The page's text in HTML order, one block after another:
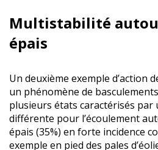
Multistabilité
épais
Un deuxième exemple d’action
un phénomène de
plusieurs états caractérisés par
différente pour l’écoulement
épais (35%) en forte incidence
exemple en pied des pales